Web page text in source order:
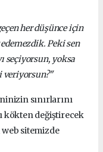
her düşünce için
Peki sen
seçiyorsun, yoksa
veriyorsun?"
sınırlarını
kökten değiştirecek
web sitemizde